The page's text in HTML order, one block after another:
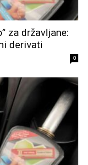
za državljane:
derivati
0